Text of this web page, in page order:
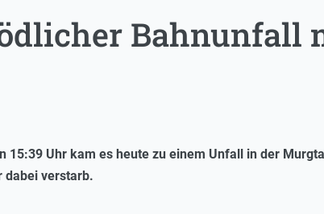
Bahnunfall
Uhr kam es heute zu einem Unfall in der
dabei verstarb.